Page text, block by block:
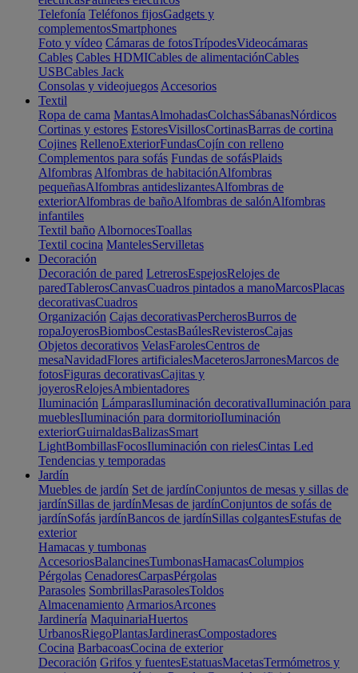
Telefonía Teléfonos fijosGadgets y
complementosSmartphones
Foto y vídeo Cámaras de fotosTrípodesVideocámaras
Cables Cables HDMICables de alimentaciónCables
USBCables Jack
Consolas y videojuegos Accesorios
Textil
Ropa de cama MantasAlmohadasColchasSábanasNórdicos
Cortinas y estores EstoresVisillosCortinasBarras de cortina
Cojines RellenoExteriorFundasCojín con relleno
Complementos para sofás Fundas de sofásPlaids
Alfombras Alfombras de habitaciónAlfombras
pequeñasAlfombras antideslizantesAlfombras de
exteriorAlfombras de bañoAlfombras de salónAlfombras
infantiles
Textil baño AlbornocesToallas
Textil cocina MantelesServilletas
Decoración
Decoración de pared LetrerosEspejosRelojes de
paredTablerosCanvasCuadros pintados a manoMarcosPlacas
decorativasCuadros
Organización Cajas decorativasPercherosBurros de
ropaJoyerosBiombosCestasBaúlesRevisterosCajas
Objetos decorativos VelasFarolesCentros de
mesaNavidadFlores artificialesMaceterosJarronesMarcos de
fotosFiguras decorativasCajitas y
joyerosRelojesAmbientadores
Iluminación LámparasIluminación decorativaIluminación para
mueblesIluminación para dormitorioIluminación
exteriorGuirnaldasBalizasSmart
LightBombillasFocosIluminación con rielesCintas Led
Tendencias y temporadas
Jardín
Muebles de jardín Set de jardínConjuntos de mesas y sillas de
jardínSillas de jardínMesas de jardínConjuntos de sofás de
jardínSofás jardínBancos de jardínSillas colgantesEstufas de
exterior
Hamacas y tumbonas
AccesoriosBalancinesTumbonasHamacasColumpios
Pérgolas CenadoresCarpasPérgolas
Parasoles SombrillasParasolesToldos
Almacenamiento ArmariosArcones
Jardinería MaquinariaHuertos
UrbanosRiegoPlantasJardinerasCompostadores
Cocina BarbacoasCocina de exterior
Decoración Grifos y fuentesEstatuasMacetasTermómetros y